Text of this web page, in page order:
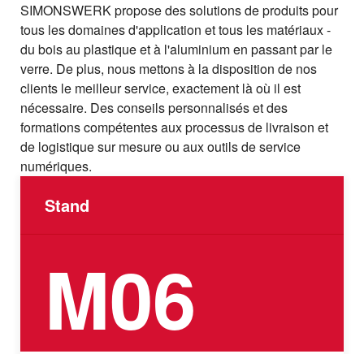
SIMONSWERK propose des solutions de produits pour
tous les domaines d'application et tous les matériaux -
du bois au plastique et à l'aluminium en passant par le
verre. De plus, nous mettons à la disposition de nos
clients le meilleur service, exactement là où il est
nécessaire. Des conseils personnalisés et des
formations compétentes aux processus de livraison et
de logistique sur mesure ou aux outils de service
numériques.
Stand
M06